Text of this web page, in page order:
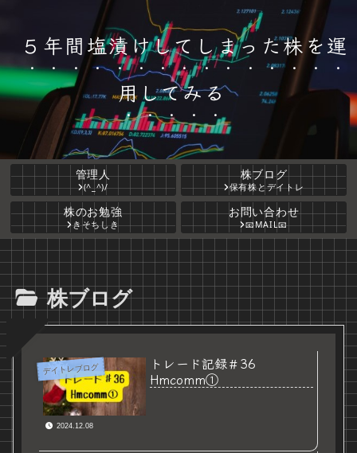
５年間塩漬けしてしまった株を運
用してみる
管理人
(^_^)/
株ブログ
保有株とデイトレ
株のお勉強
きそちしき
お問い合わせ
📧MAIL📧
株ブログ
デイトレブログ
トレード記録＃36
Hmcomm①
2024.12.08